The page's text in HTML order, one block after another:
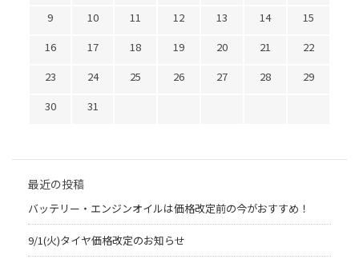
9
10 11 12 13 14
15
16
17 18 19 20 21
22
23
24 25 26 27 28
29
30
31
最近の投稿
バッテリー・エンジンオイルは価格改定前の今がおすすめ！
9/1(火)タイヤ価格改定のお知らせ